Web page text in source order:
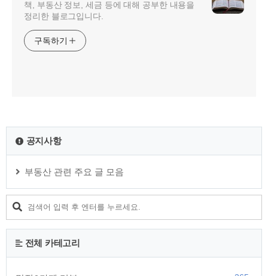
책, 부동산 정보, 세금 등에 대해 공부한 내용을
정리한 블로그입니다.
구독하기
공지사항
부동산 관련 주요 글 모음
전체 카테고리